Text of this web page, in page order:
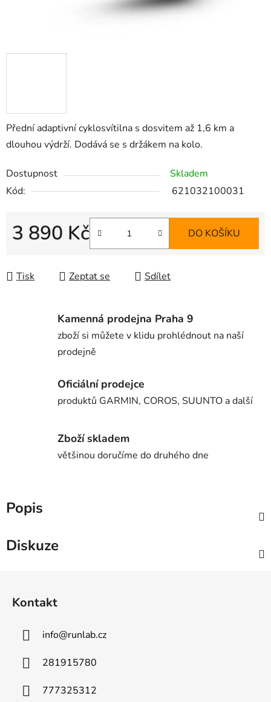
Přední adaptivní cyklosvítilna s dosvitem až 1,6 km a
dlouhou výdrží. Dodává se s držákem na kolo.
Dostupnost
Skladem
Kód:
621032100031
3 890 Kč DO KOŠÍKU
Tisk Zeptat se Sdílet
Kamenná prodejna Praha 9
zboží si můžete v klidu prohlédnout na naší
prodejně
Oficiální prodejce
produktů GARMIN, COROS, SUUNTO a další
Zboží skladem
většinou doručíme do druhého dne
Popis
Diskuze
Kontakt
info@runlab.cz
281915780
777325312